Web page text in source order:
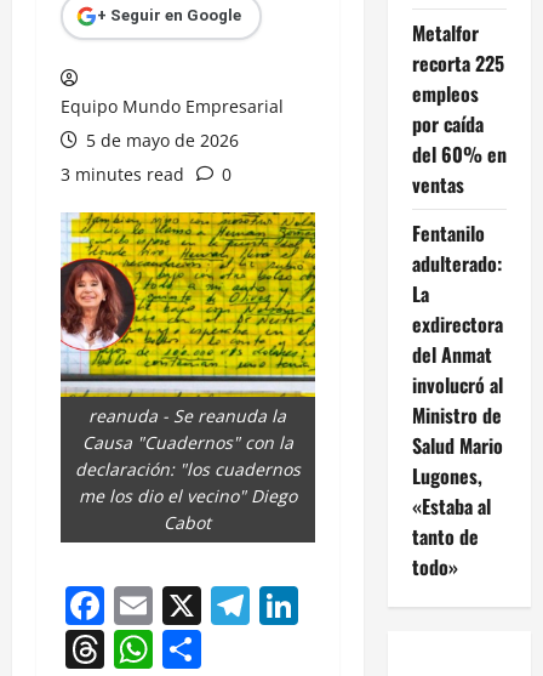
+ Seguir en Google
Equipo Mundo Empresarial
5 de mayo de 2026
3 minutes read
0
reanuda - Se reanuda la
Causa "Cuadernos" con la
declaración: "los cuadernos
me los dio el vecino" Diego
Cabot
Facebook
Email
X Telegram
LinkedIn
Threads
WhatsApp
Metalfor
recorta 225
empleos
por caída
del 60% en
ventas
Fentanilo
adulterado:
La
exdirectora
del Anmat
involucró al
Ministro de
Salud Mario
Lugones,
«Estaba al
tanto de
todo»